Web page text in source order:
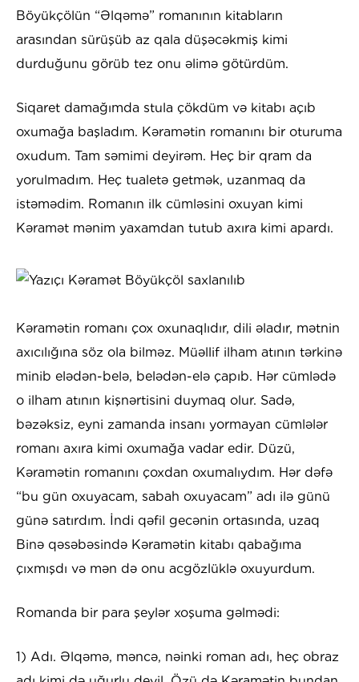
Böyükçölün “Əlqəmə” romanının kitabların
arasından sürüşüb az qala düşəcəkmiş kimi
durduğunu görüb tez onu əlimə götürdüm.
Siqaret damağımda stula çökdüm və kitabı açıb
oxumağa başladım. Kəramətin romanını bir oturuma
oxudum. Tam səmimi deyirəm. Heç bir qram da
yorulmadım. Heç tualetə getmək, uzanmaq da
istəmədim. Romanın ilk cümləsini oxuyan kimi
Kəramət mənim yaxamdan tutub axıra kimi apardı.
Kəramətin romanı çox oxunaqlıdır, dili əladır, mətnin
axıcılığına söz ola bilməz. Müəllif ilham atının tərkinə
minib elədən-belə, belədən-elə çapıb. Hər cümlədə
o ilham atının kişnərtisini duymaq olur. Sadə,
bəzəksiz, eyni zamanda insanı yormayan cümlələr
romanı axıra kimi oxumağa vadar edir. Düzü,
Kəramətin romanını çoxdan oxumalıydım. Hər dəfə
“bu gün oxuyacam, sabah oxuyacam” adı ilə günü
günə satırdım. İndi qəfil gecənin ortasında, uzaq
Binə qəsəbəsində Kəramətin kitabı qabağıma
çıxmışdı və mən də onu acgözlüklə oxuyurdum.
Romanda bir para şeylər xoşuma gəlmədi:
1) Adı. Əlqəmə, məncə, nəinki roman adı, heç obraz